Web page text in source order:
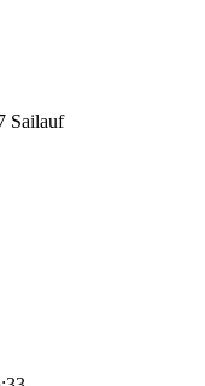
Sailauf